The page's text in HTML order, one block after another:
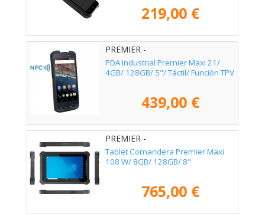
219,00 €
PREMIER -
MAX215A1541282DNFC
PDA Industrial Premier Maxi 21/
4GB/ 128GB/ 5"/ Táctil/ Función TPV
439,00 €
PREMIER -
MAXI108W1181284GWFBT
Tablet Comandera Premier Maxi
108 W/ 8GB/ 128GB/ 8"
765,00 €